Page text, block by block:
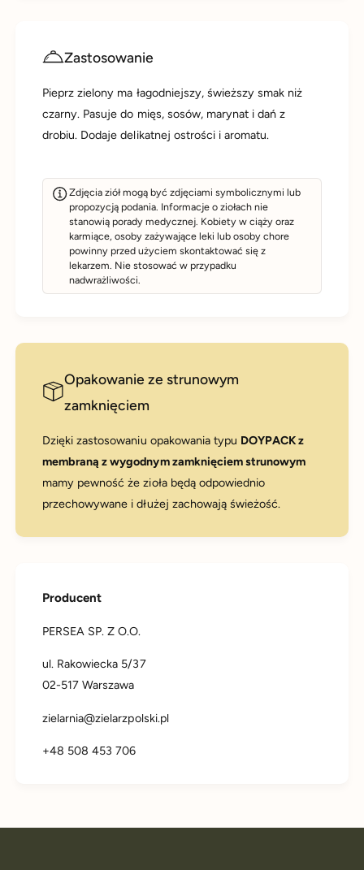
Zastosowanie
Pieprz zielony ma łagodniejszy, świeższy smak niż
czarny. Pasuje do mięs, sosów, marynat i dań z
drobiu. Dodaje delikatnej ostrości i aromatu.
Zdjęcia ziół mogą być zdjęciami symbolicznymi lub
propozycją podania. Informacje o ziołach nie
stanowią porady medycznej. Kobiety w ciąży oraz
karmiące, osoby zażywające leki lub osoby chore
powinny przed użyciem skontaktować się z
lekarzem. Nie stosować w przypadku
nadwrażliwości.
Opakowanie ze strunowym
zamknięciem
Dzięki zastosowaniu opakowania typu DOYPACK z
membraną z wygodnym zamknięciem strunowym
mamy pewność że zioła będą odpowiednio
przechowywane i dłużej zachowają świeżość.
Producent
PERSEA SP. Z O.O.
ul. Rakowiecka 5/37
02-517 Warszawa
zielarnia@zielarzpolski.pl
+48 508 453 706